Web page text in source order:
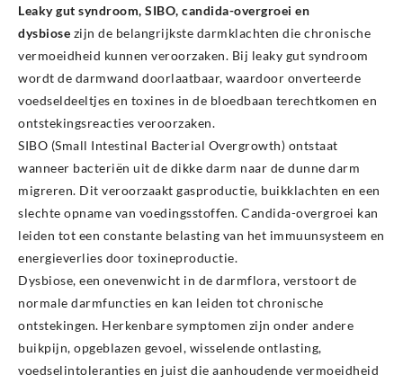
Leaky gut syndroom, SIBO, candida-overgroei en
dysbiose zijn de belangrijkste darmklachten die chronische
vermoeidheid kunnen veroorzaken. Bij leaky gut syndroom
wordt de darmwand doorlaatbaar, waardoor onverteerde
voedseldeeltjes en toxines in de bloedbaan terechtkomen en
ontstekingsreacties veroorzaken.
SIBO (Small Intestinal Bacterial Overgrowth) ontstaat
wanneer bacteriën uit de dikke darm naar de dunne darm
migreren. Dit veroorzaakt gasproductie, buikklachten en een
slechte opname van voedingsstoffen. Candida-overgroei kan
leiden tot een constante belasting van het immuunsysteem en
energieverlies door toxineproductie.
Dysbiose, een onevenwicht in de darmflora, verstoort de
normale darmfuncties en kan leiden tot chronische
ontstekingen. Herkenbare symptomen zijn onder andere
buikpijn, opgeblazen gevoel, wisselende ontlasting,
voedselintoleranties en juist die aanhoudende vermoeidheid